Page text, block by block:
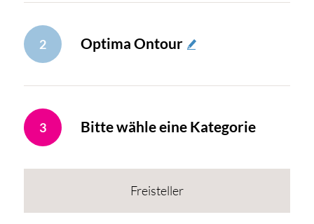
2 Optima Ontour
3 Bitte wähle eine Kategorie
Freisteller